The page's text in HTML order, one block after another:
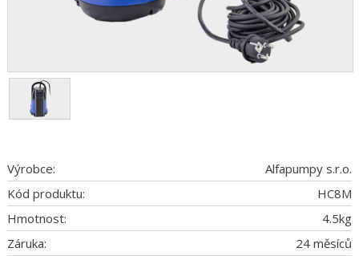
Výrobce:
Alfapumpy s.r.o.
Kód produktu:
HC8M
Hmotnost:
4.5kg
Záruka:
24 měsíců